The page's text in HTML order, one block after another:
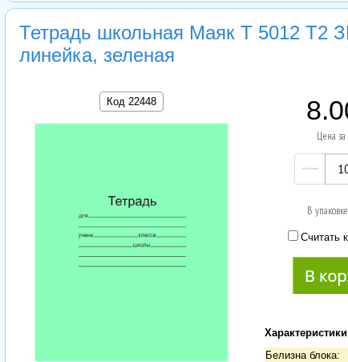
Тетрадь школьная Маяк Т 5012 Т2
линейка, зеленая
Код 22448
Цена
В
Считать
Белизна блока: